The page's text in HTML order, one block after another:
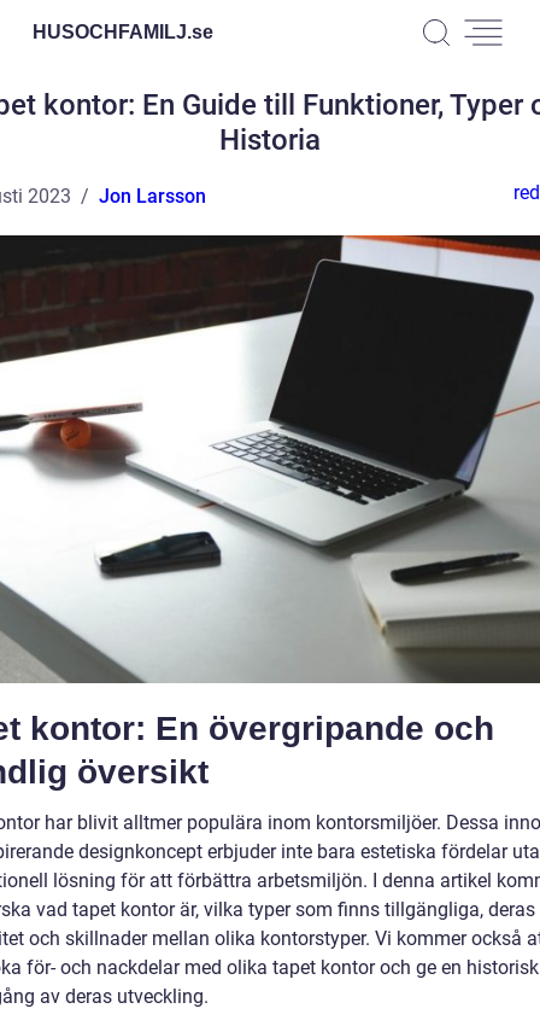
HUSOCHFAMILJ.se
kontor: En Guide till Funktioner, Typer
Historia
2023 Jon Larsson
kontor: En övergripande och
översikt
har blivit alltmer populära inom kontorsmiljöer. Dessa
designkoncept erbjuder inte bara estetiska fördelar
lösning för att förbättra arbetsmiljön. I denna artikel
vad tapet kontor är, vilka typer som finns tillgängliga, deras
och skillnader mellan olika kontorstyper. Vi kommer också
för- och nackdelar med olika tapet kontor och ge en historisk
av deras utveckling.